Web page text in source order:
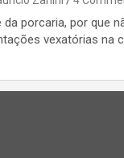
da porcaria, por que
vexatórias na